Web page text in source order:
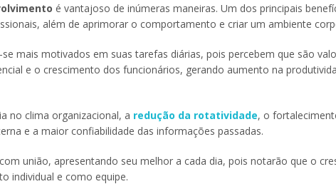
é vantajoso de inúmeras maneiras. Um dos principais
além de aprimorar o comportamento e criar um ambiente
mais motivados em suas tarefas diárias, pois percebem que são
e o crescimento dos funcionários, gerando aumento na
no clima organizacional, a redução da rotatividade, o
e a maior confiabilidade das informações passadas.
união, apresentando seu melhor a cada dia, pois notarão que o
individual e como equipe.